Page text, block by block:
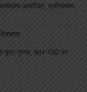
आयोजित, प्रतिभावान
फूटा गुस्सा, NH-130 पर